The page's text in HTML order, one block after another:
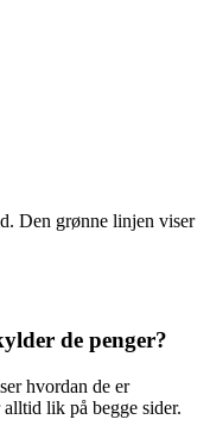
Den grønne linjen viser
de penger?
hvordan de er
lik på begge sider.